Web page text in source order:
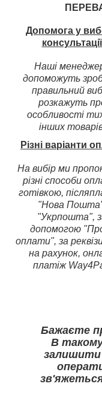
Допомога у
консультації
Наші
допоможуть
правильний
розкажуть
особливості
інших
Різні варіанти
На вибір ми
різні способи
готівкою,
"Нова
"Укрпошта",
допомогою
оплати", за
на рахунок,
платіж
Бажаєте
В
залишити